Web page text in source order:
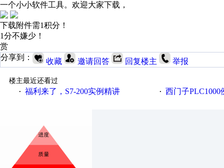
一个小小软件工具。欢迎大家下载，
下载附件需1积分！
1分不嫌少！
赏
分享到：
收藏 邀请回答 回复楼主 举报
楼主最近还看过
· 福利来了，S7-200实例精讲 · 西门子PLC1000